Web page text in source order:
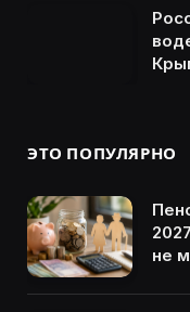
ЭТО ПОПУЛЯРНО
не